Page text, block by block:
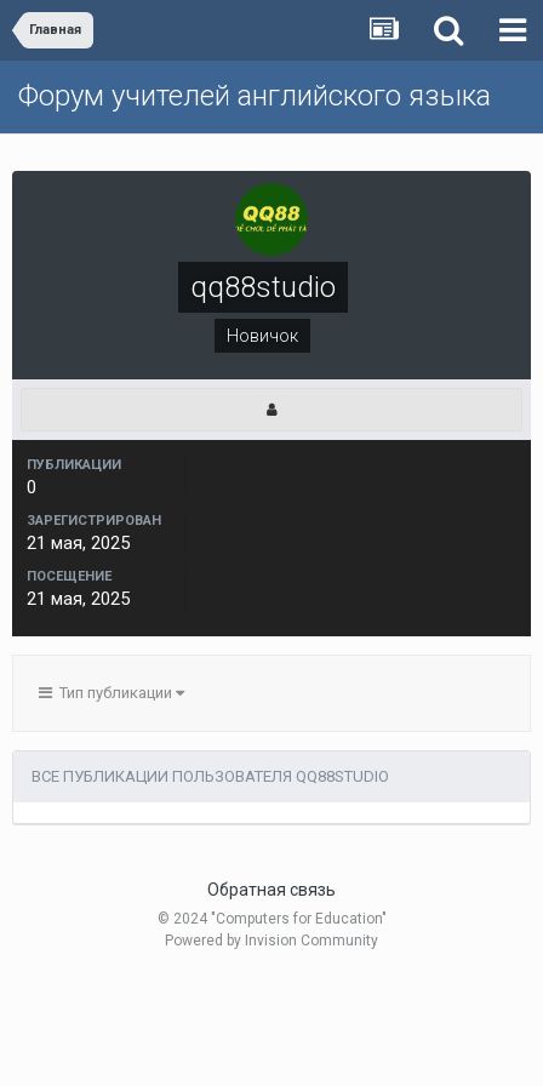
Главная
Форум учителей английского языка
qq88studio
Новичок
ПУБЛИКАЦИИ
0
ЗАРЕГИСТРИРОВАН
21 мая, 2025
ПОСЕЩЕНИЕ
21 мая, 2025
Тип публикации
ВСЕ ПУБЛИКАЦИИ ПОЛЬЗОВАТЕЛЯ QQ88STUDIO
Обратная связь
© 2024 "Computers for Education"
Powered by Invision Community